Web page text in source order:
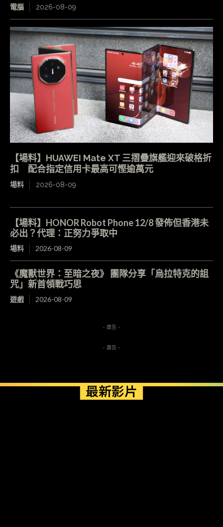
電腦 2026-08-09
【場料】HUAWEI Mate XT 三摺疊旗艦迎來破格折
扣 配合指定信用卡最高可慳逾萬元
場料 2026-08-09
【場料】HONOR Robot Phone 12/8 發佈但香港未
必出？代理：正努力爭取中
場料 2026-08-09
《魔獸世界：至暗之夜》 團隊分享「烏拉特克的詛
咒」新首領戰巧思
遊戲 2026-08-09
- 廣告 -
- 廣告 -
最新影片